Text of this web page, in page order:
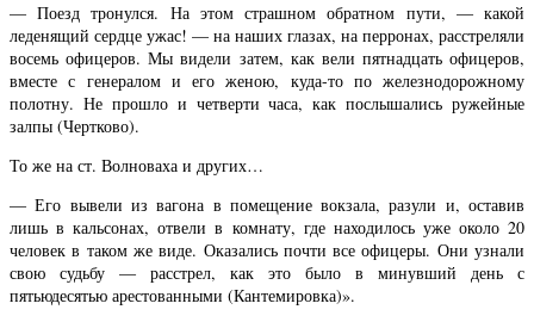
— Поезд тронулся. На этом страшном обратном пути, — какой
леденящий сердце ужас! — на наших глазах, на перронах, расстреляли
восемь офицеров. Мы видели затем, как вели пятнадцать офицеров,
вместе с генералом и его женою, куда-то по железнодорожному
полотну. Не прошло и четверти часа, как послышались ружейные
залпы (Чертково).
То же на ст. Волноваха и других…
— Его вывели из вагона в помещение вокзала, разули и, оставив
лишь в кальсонах, отвели в комнату, где находилось уже около 20
человек в таком же виде. Оказались почти все офицеры. Они узнали
свою судьбу — расстрел, как это было в минувший день с
пятьюдесятью арестованными (Кантемировка)».